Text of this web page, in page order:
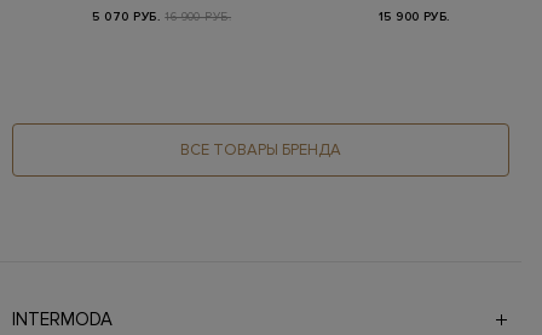
и п…
5 070 РУБ. 16 900 РУБ. 15 900 РУБ.
ВСЕ ТОВАРЫ БРЕНДА
INTERMODA